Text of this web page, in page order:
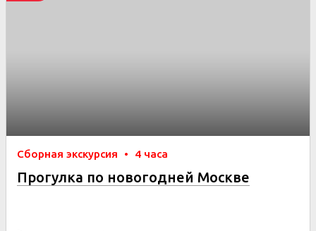
Сборная экскурсия • 4 часа
Прогулка по новогодней Москве